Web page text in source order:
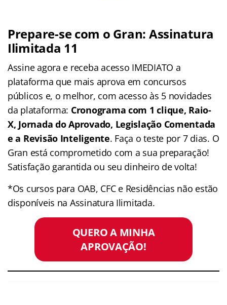
Prepare-se com o Gran: Assinatura
Ilimitada 11
Assine agora e receba acesso IMEDIATO a
plataforma que mais aprova em concursos
públicos e, o melhor, com acesso às 5 novidades
da plataforma: Cronograma com 1 clique, Raio-
X, Jornada do Aprovado, Legislação Comentada
e a Revisão Inteligente. Faça o teste por 7 dias. O
Gran está comprometido com a sua preparação!
Satisfação garantida ou seu dinheiro de volta!
*Os cursos para OAB, CFC e Residências não estão
disponíveis na Assinatura Ilimitada.
QUERO A MINHA
APROVAÇÃO!